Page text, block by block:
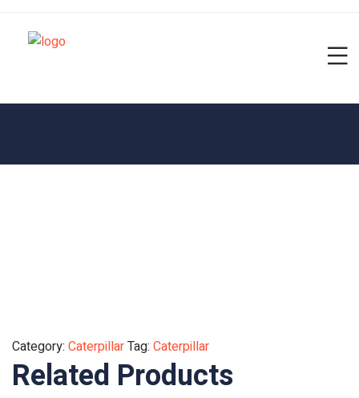
Category: CaterpillarTag: Caterpillar
Related Products